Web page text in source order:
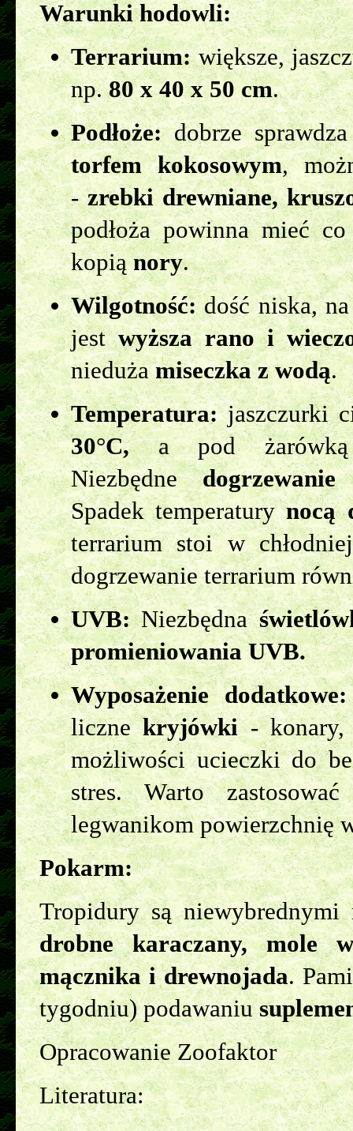
Warunki hodowli:
Terrarium:większe,
np.80 x 40 x 50 cm.
Podłoże:dobrze
torfem kokosowym,
-zrebki drewniane,
podłoża powinna mieć
kopiąnory.
Wilgotność:dość niska,
jestwyższa rano i
niedużamiseczka z wodą.
Temperatura:jaszczurki
30°C,a pod
Niezbędnedogrzewanie
Spadek temperaturynocą
terrarium stoi w
dogrzewanie terrarium
UVB:Niezbędna
promieniowania UVB.
Wyposażenie
licznekryjówki- konary,
możliwości ucieczki do
stres. Warto
legwanikom powierzchnię
Pokarm:
Tropidury są
drobne karaczany, mole
mącznika i drewnojada.
tygodniu) podawaniu
Opracowanie Zoofaktor
Literatura: